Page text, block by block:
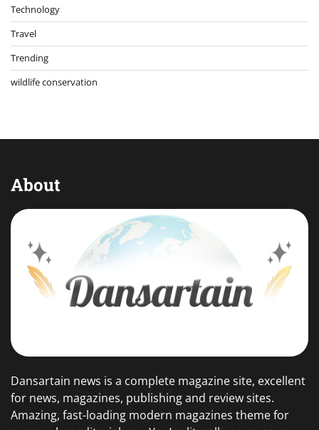
Technology
Travel
Trending
wildlife conservation
About
Dansartain news is a complete magazine site, excellent
for news, magazines, publishing and review sites.
Amazing, fast-loading modern magazines theme for